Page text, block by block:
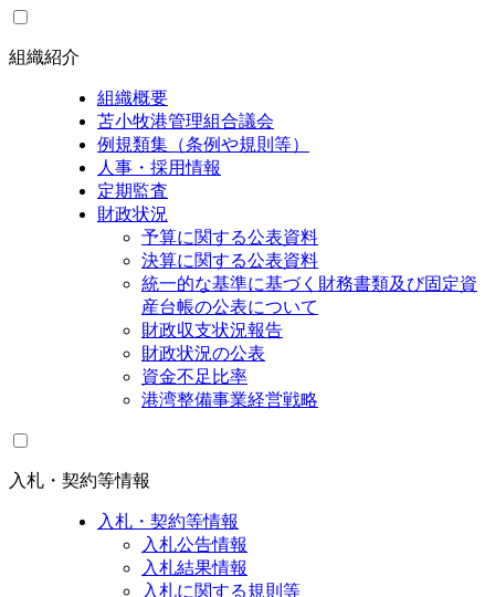
組織紹介
組織概要
苫小牧港管理組合議会
例規類集（条例や規則等）
人事・採用情報
定期監査
財政状況
予算に関する公表資料
決算に関する公表資料
統一的な基準に基づく財務書類及び固定資
産台帳の公表について
財政収支状況報告
財政状況の公表
資金不足比率
港湾整備事業経営戦略
入札・契約等情報
入札・契約等情報
入札公告情報
入札結果情報
入札に関する規則等